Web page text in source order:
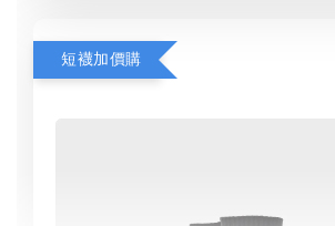
短襪加價購